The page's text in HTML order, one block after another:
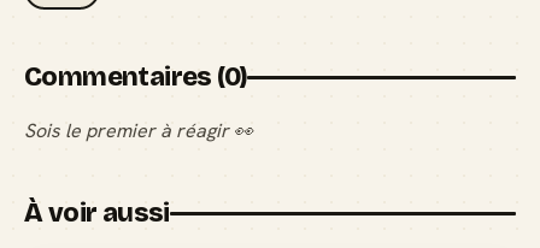
Commentaires (0)
Sois le premier à réagir 👀
À voir aussi